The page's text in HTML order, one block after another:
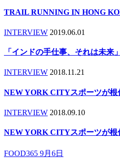
TRAIL RUNNING IN HONG
INTERVIEW 2019.06.01
「インドの手仕事、それは未来
INTERVIEW 2018.11.21
NEW YORK CITYスポーツが根
INTERVIEW 2018.09.10
NEW YORK CITYスポーツが根
FOOD365 9月6日